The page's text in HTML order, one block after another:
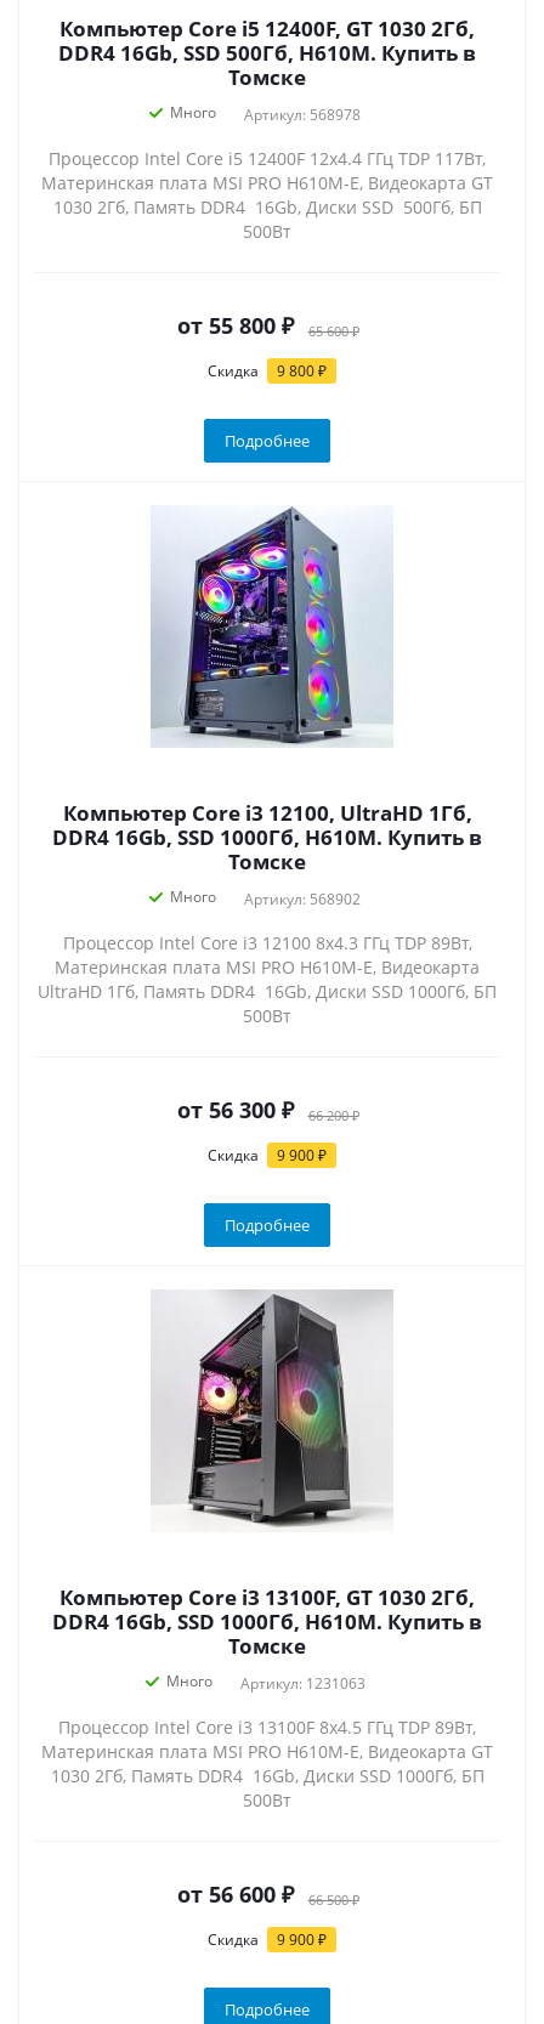
Компьютер Core i5 12400F, GT 1030 2Гб,
DDR4 16Gb, SSD 500Гб, H610M. Купить в
Томске
Много Артикул: 568978
Процессор Intel Core i5 12400F 12x4.4 ГГц TDP 117Вт,
Материнская плата MSI PRO H610M-E, Видеокарта GT
1030 2Гб, Память DDR4 16Gb, Диски SSD 500Гб, БП
500Вт
от 55 800 ₽ 65 600 ₽
Скидка 9 800 ₽
Подробнее
Компьютер Core i3 12100, UltraHD 1Гб,
DDR4 16Gb, SSD 1000Гб, H610M. Купить в
Томске
Много Артикул: 568902
Процессор Intel Core i3 12100 8x4.3 ГГц TDP 89Вт,
Материнская плата MSI PRO H610M-E, Видеокарта
UltraHD 1Гб, Память DDR4 16Gb, Диски SSD 1000Гб, БП
500Вт
от 56 300 ₽ 66 200 ₽
Скидка 9 900 ₽
Подробнее
Компьютер Core i3 13100F, GT 1030 2Гб,
DDR4 16Gb, SSD 1000Гб, H610M. Купить в
Томске
Много Артикул: 1231063
Процессор Intel Core i3 13100F 8x4.5 ГГц TDP 89Вт,
Материнская плата MSI PRO H610M-E, Видеокарта GT
1030 2Гб, Память DDR4 16Gb, Диски SSD 1000Гб, БП
500Вт
от 56 600 ₽ 66 500 ₽
Скидка 9 900 ₽
Подробнее